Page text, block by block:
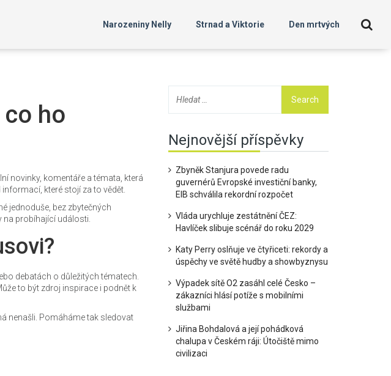
Narozeniny Nelly Strnad a Viktorie Den mrtvých
ho
novinky, komentáře a témata, která
které stojí za to vědět.
jednoduše, bez zbytečných
probíhající události.
debatách o důležitých tématech.
to být zdroj inspirace i podnět k
nenašli. Pomáháme tak sledovat
Nejnovější příspěvky
Zbyněk Stanjura povede radu
guvernérů Evropské investiční banky,
EIB schválila rekordní rozpočet
Vláda urychluje zestátnění ČEZ:
Havlíček slibuje scénář do roku 2029
Katy Perry oslňuje ve čtyřiceti: rekordy a
úspěchy ve světě hudby a showbyznysu
Výpadek sítě O2 zasáhl celé Česko –
zákazníci hlásí potíže s mobilními
službami
Jiřina Bohdalová a její pohádková
chalupa v Českém ráji: Útočiště mimo
civilizaci